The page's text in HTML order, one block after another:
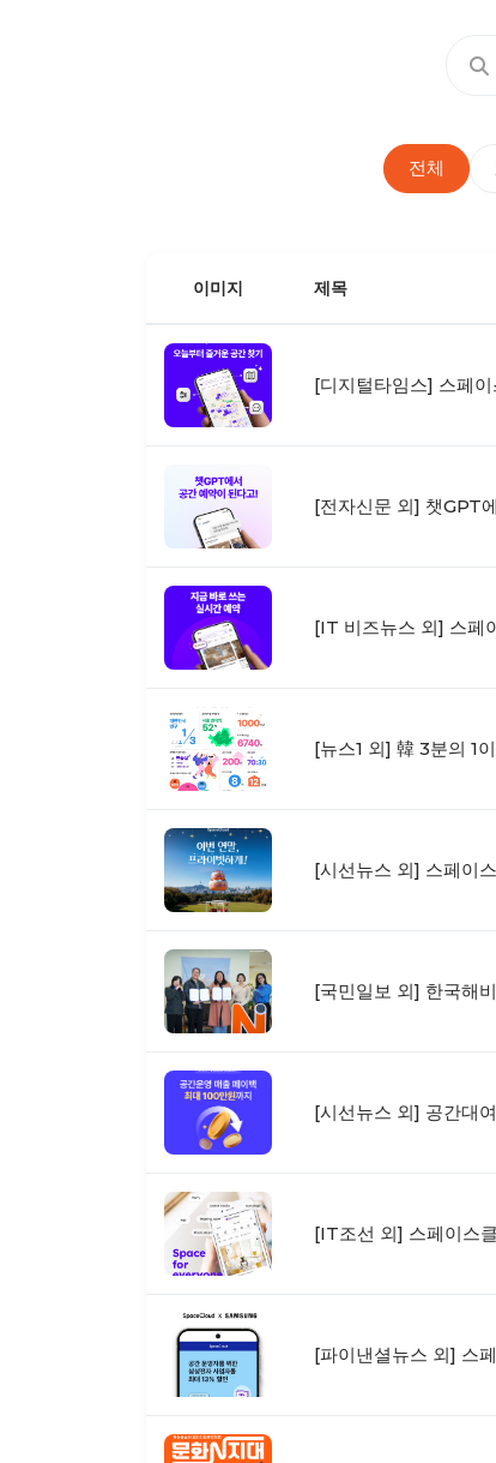
전체
이미지 제목
[디지털타임스] 스페
[전자신문 외] 챗GPT
[IT 비즈뉴스 외] 스페
[뉴스1 외] 韓 3분의 1
[시선뉴스 외] 스페이
[국민일보 외] 한국해
[시선뉴스 외] 공간대
[IT조선 외] 스페이스
[파이낸셜뉴스 외] 스